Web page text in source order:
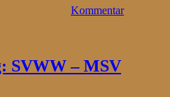
Kommentar
SVWW – MSV